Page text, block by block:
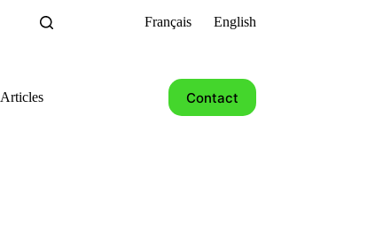
Français English
Articles Contact